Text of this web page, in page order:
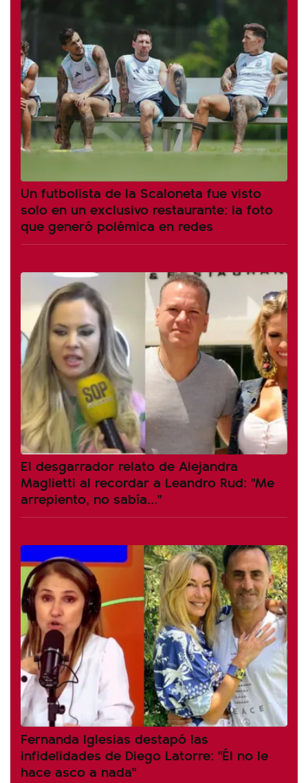
Un futbolista de la Scaloneta fue visto
solo en un exclusivo restaurante: la foto
que generó polémica en redes
El desgarrador relato de Alejandra
Maglietti al recordar a Leandro Rud: "Me
arrepiento, no sabía..."
Fernanda Iglesias destapó las
infidelidades de Diego Latorre: "Él no le
hace asco a nada"